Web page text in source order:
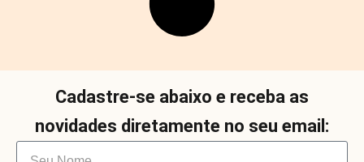
Cadastre-se abaixo e receba as
novidades diretamente no seu email: